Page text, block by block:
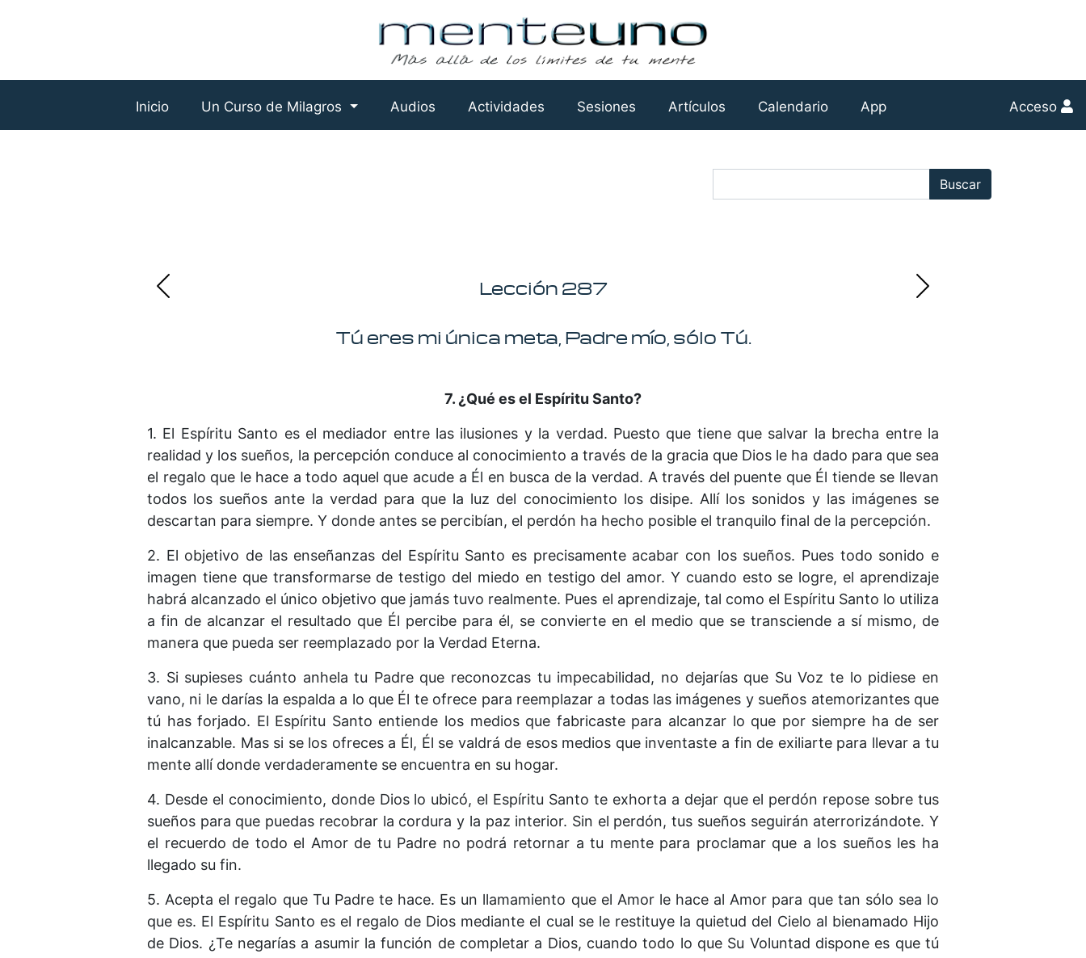
Inicio Un Curso de Milagros Audios Actividades Sesiones Artículos Calendario App Acceso
Buscar:
Buscar
Lección 287
Tú eres mi única meta, Padre mío, sólo Tú.
7. ¿Qué es el Espíritu Santo?
1. El Espíritu Santo es el mediador entre las ilusiones y la verdad. Puesto que tiene que salvar la brecha entre la
realidad y los sueños, la percepción conduce al conocimiento a través de la gracia que Dios le ha dado para que sea
el regalo que le hace a todo aquel que acude a Él en busca de la verdad. A través del puente que Él tiende se llevan
todos los sueños ante la verdad para que la luz del conocimiento los disipe. Allí los sonidos y las imáge­nes se
descartan para siempre. Y donde antes se percibían, el perdón ha hecho posible el tranquilo final de la percepción.
2. El objetivo de las enseñanzas del Espíritu Santo es precisamente acabar con los sueños. Pues todo sonido e
imagen tiene que transformarse de testigo del miedo en testigo del amor. Y cuando esto se logre, el aprendizaje
habrá alcanzado el único objetivo que jamás tuvo realmente. Pues el aprendizaje, tal como el Espíritu Santo lo utiliza
a fin de alcanzar el resultado que Él percibe para él, se convierte en el medio que se transciende a sí mismo, de
manera que pueda ser reemplazado por la Verdad Eterna.
3. Si supieses cuánto anhela tu Padre que reconozcas tu impecabilidad, no dejarías que Su Voz te lo pidiese en
vano, ni le darías la espalda a lo que Él te ofrece para reemplazar a todas las imágenes y sueños atemorizantes que
tú has forjado. El Espíritu Santo entiende los medios que fabricaste para alcanzar lo que por siempre ha de ser
inalcanzable. Mas si se los ofreces a Él, Él se valdrá de esos medios que inventaste a fin de exiliarte para llevar a tu
mente allí donde verdaderamente se encuentra en su hogar.
4. Desde el conocimiento, donde Dios lo ubicó, el Espíritu Santo te exhorta a dejar que el perdón repose sobre tus
sueños para que puedas recobrar la cordura y la paz interior. Sin el perdón, tus sueños seguirán aterrorizándote. Y
el recuerdo de todo el Amor de tu Padre no podrá retornar a tu mente para proclamar que a los sueños les ha
llegado su fin.
5. Acepta el regalo que Tu Padre te hace. Es un llamamiento que el Amor le hace al Amor para que tan sólo sea lo
que es. El Espíritu Santo es el regalo de Dios mediante el cual se le restituye la quietud del Cielo al bienamado Hijo
de Dios. ¿Te negarías a asumir la función de completar a Dios, cuando todo lo que Su Voluntad dispone es que tú